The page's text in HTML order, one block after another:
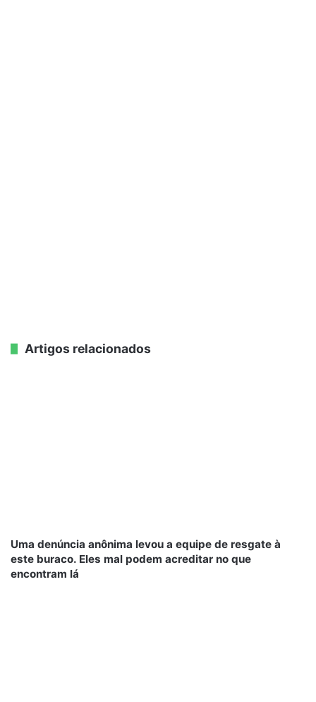
Artigos relacionados
Uma denúncia anônima levou a equipe de resgate à
este buraco. Eles mal podem acreditar no que
encontram lá